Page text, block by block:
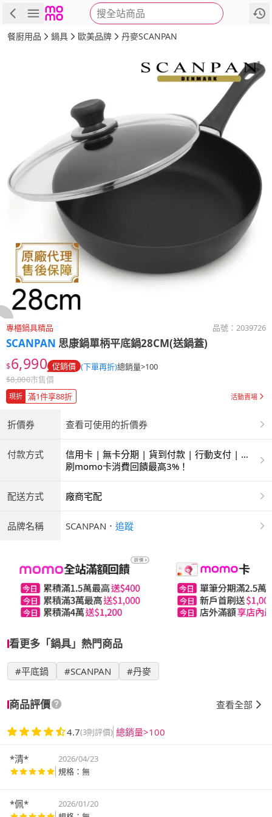
搜全站商品
商品 評價 詳情
餐廚用品 鍋具 歐美品牌 丹麥SCANPAN
專櫃鍋具精品 品號： 2039726
SCANPAN 思康鍋單柄平底鍋28CM(送鍋蓋)
$6,990 促銷價 (下單再折)總銷量>100
$8,000市售價
現折 滿1件享88折 活動賣場
折價券 查看可使用的折價券
付款方式
信用卡 | 無卡分期 | 貨到付款 | 行動支付 | 超
商付款 | 銀聯卡
刷momo卡消費回饋最高3%！
配送方式 廠商宅配
品牌名稱 SCANPAN ． 追蹤
看更多「鍋具」熱門商品
#平底鍋 #SCANPAN #丹麥
商品評價 查看全部
4.7(3則評價) 總銷量>100
*清*
2026/04/23
規格：無
*佩*
2026/01/20